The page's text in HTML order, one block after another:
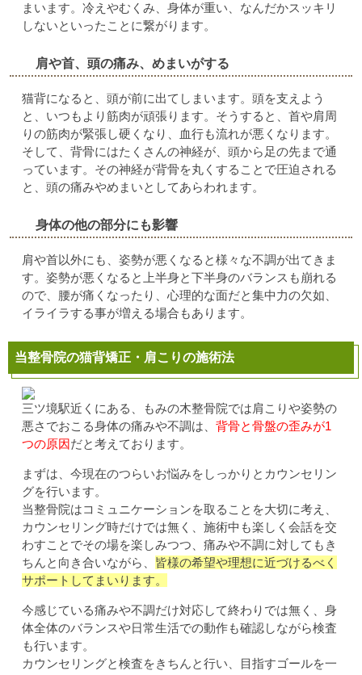
まいます。冷えやむくみ、身体が重い、なんだかスッキリ
しないといったことに繋がります。
肩や首、頭の痛み、めまいがする
猫背になると、頭が前に出てしまいます。頭を支えよう
と、いつもより筋肉が頑張ります。そうすると、首や肩周
りの筋肉が緊張し硬くなり、血行も流れが悪くなります。
そして、背骨にはたくさんの神経が、頭から足の先まで通
っています。その神経が背骨を丸くすることで圧迫される
と、頭の痛みやめまいとしてあらわれます。
身体の他の部分にも影響
肩や首以外にも、姿勢が悪くなると様々な不調が出てきま
す。姿勢が悪くなると上半身と下半身のバランスも崩れる
ので、腰が痛くなったり、心理的な面だと集中力の欠如、
イライラする事が増える場合もあります。
当整骨院の猫背矯正・肩こりの施術法
三ツ境駅近くにある、もみの木整骨院では肩こりや姿勢の
悪さでおこる身体の痛みや不調は、 背骨と骨盤の歪みが1
つの原因だと考えております。
まずは、今現在のつらいお悩みをしっかりとカウンセリン
グを行います。
当整骨院はコミュニケーションを取ることを大切に考え、
カウンセリング時だけでは無く、施術中も楽しく会話を交
わすことでその場を楽しみつつ、痛みや不調に対してもき
ちんと向き合いながら、 皆様の希望や理想に近づけるべく
サポートしてまいります。
今感じている痛みや不調だけ対応して終わりでは無く、身
体全体のバランスや日常生活での動作も確認しながら検査
も行います。
カウンセリングと検査をきちんと行い、目指すゴールを一